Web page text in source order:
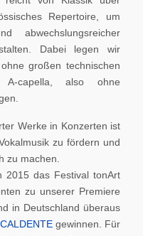
Repertoire, um
abwechslungsreicher
Dabei legen wir
großen technischen
A-capella, also ohne
Werke in Konzerten ist
zu fördern und
zu machen.
2015 das Festival tonArt
zu unserer Premiere
in Deutschland überaus
gewinnen. Für